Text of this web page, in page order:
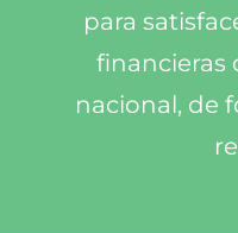
para
financieras
nacional, de